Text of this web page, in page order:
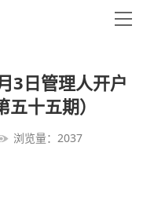
3日管理人开户
十五期）
浏览量：2037